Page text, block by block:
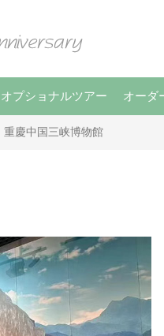
オプショナルツアー オーダ
重慶中国三峡博物館